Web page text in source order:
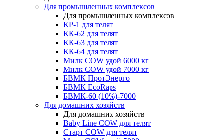
Для промышленных комплексов
Для промышленных комплексов
КР-1 для телят
КК-62 для телят
КК-63 для телят
КК-64 для телят
Милк COW удой 6000 кг
Милк COW удой 7000 кг
БВМК ПротЭнерго
БВМК EcoRaps
БВМК-60 (10%)-7000
Для домашних хозяйств
Для домашних хозяйств
Baby Line COW для телят
Старт COW для телят